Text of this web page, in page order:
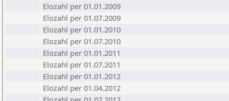
Elozahl per 01.01.2009
Elozahl per 01.07.2009
Elozahl per 01.01.2010
Elozahl per 01.07.2010
Elozahl per 01.01.2011
Elozahl per 01.07.2011
Elozahl per 01.01.2012
Elozahl per 01.04.2012